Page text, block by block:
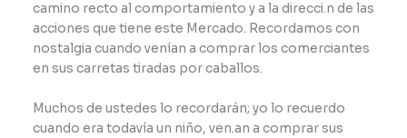
camino recto al comportamiento y a la direcci.n de las
acciones que tiene este Mercado. Recordamos con
nostalgia cuando venían a comprar los comerciantes
en sus carretas tiradas por caballos.
Muchos de ustedes lo recordarán; yo lo recuerdo
cuando era todavía un niño, ven.an a comprar sus